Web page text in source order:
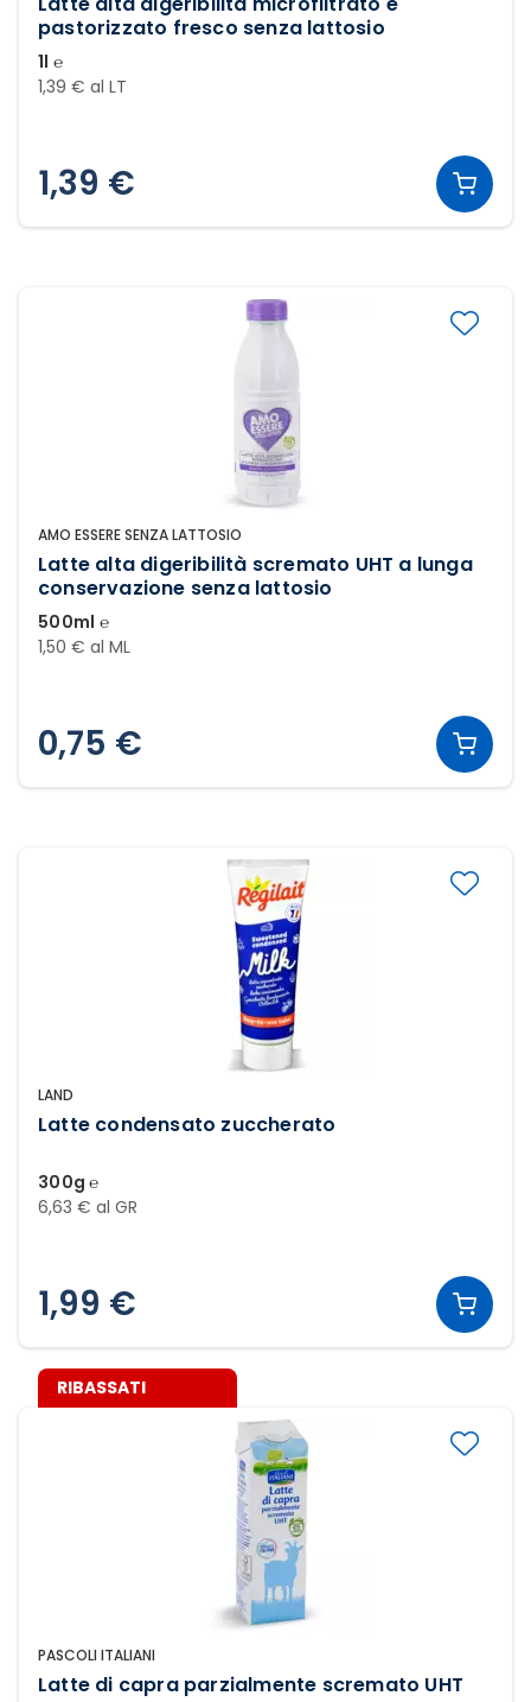
pastorizzato fresco senza lattosio
1l ℮
1,39 € al LT
1,39 €
AMO ESSERE SENZA LATTOSIO
Latte alta digeribilità scremato UHT a lunga
conservazione senza lattosio
500ml ℮
1,50 € al ML
0,75 €
LAND
Latte condensato zuccherato
300g ℮
6,63 € al GR
1,99 €
PASCOLI ITALIANI
Latte di capra parzialmente scremato UHT
RIBASSATI